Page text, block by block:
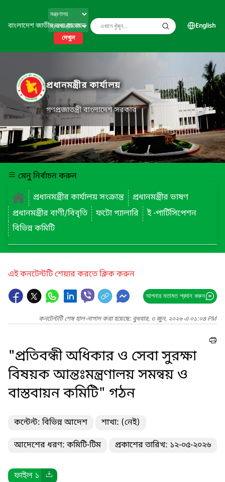
বাংলাদেশ জাতীয় তথ্য বাতায়ন
দেখুন
English
প্রধানমন্ত্রীর কার্যালয়
গণপ্রজাতন্ত্রী বাংলাদেশ সরকার
মেনু নির্বাচন করুন
প্রধানমন্ত্রীর কার্যালয় সংক্রান্ত
প্রধানমন্ত্রীর ভাষণ
প্রধানমন্ত্রীর বাণী/বিবৃতি
ফটো গ্যালারি
ই -পার্টিসিপেশন
বিভিন্ন কমিটি
এই কনটেন্টটি শেয়ার করতে ক্লিক করুন
আপনার মতামত প্রদান করুন
কনটেন্টটি শেষ হাল-নাগাদ করা হয়েছে: বুধবার, ৩ জুন, ২০২৬ এ ০১:০৪ PM
"প্রতিবন্ধী অধিকার ও সেবা সুরক্ষা
বিষয়ক আন্তঃমন্ত্রণালয় সমন্বয় ও
বাস্তবায়ন কমিটি" গঠন
কন্টেন্ট: বিভিন্ন আদেশ শাখা: (নেই)
আদেশের ধরণ: কমিটি-টিম প্রকাশের তারিখ: ১২-০৫-২০২৬
ফাইল ১